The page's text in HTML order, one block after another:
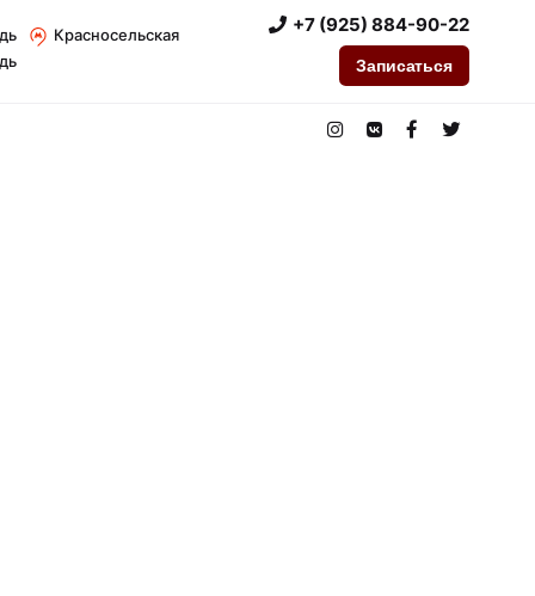
Красносельская +7 (925) 884-90-22
Записаться